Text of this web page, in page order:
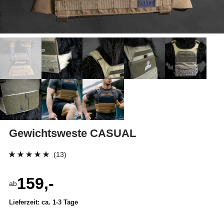
Gewichtsweste CASUAL
4.92von 5,
basierend auf
Kundenbewertung
(13)
ab159,-
Lieferzeit: ca. 1-3 Tage